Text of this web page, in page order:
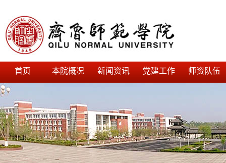
首页 本院概况 新闻资讯 党建工作 师资队伍